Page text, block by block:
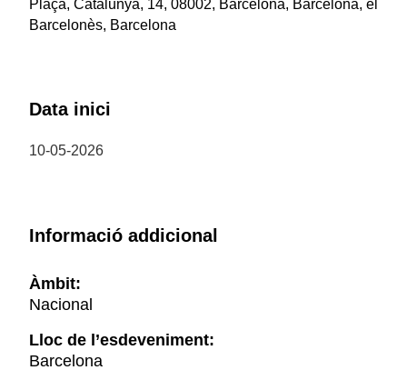
Plaça, Catalunya, 14, 08002, Barcelona, Barcelona, el
Barcelonès, Barcelona
Data inici
10-05-2026
Informació addicional
Àmbit:
Nacional
Lloc de l’esdeveniment:
Barcelona